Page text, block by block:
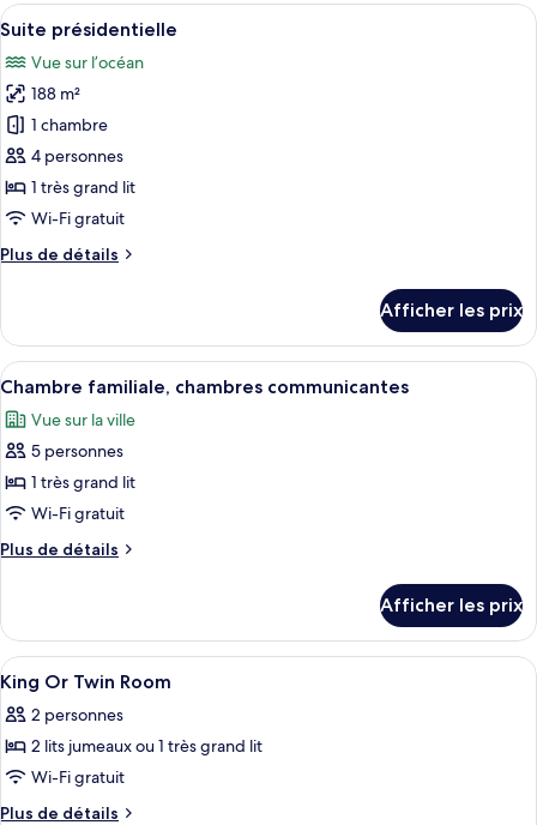
Afficher
toutes
les
photos
pour
ce
type
de
chambre :
Suite
Une chambre d’hôtel moderne
8
Suite présidentielle
Vue sur l’océan
188 m²
1 chambre
4 personnes
1 très grand lit
Wi-Fi gratuit
Plus de détails
Plus
Suite
présidentielle
Afficher les prix
Afficher
toutes
les
photos
pour
ce
type
de
Chambre
familiale,
chambres
communicantes
Une chambre d’hôtel avec un grand
10
Chambre familiale, chambres communicantes
Vue sur la ville
5 personnes
1 très grand lit
Wi-Fi gratuit
Plus de détails
Plus
Chambre
familiale,
chambres
communicantes
Afficher les prix
Afficher
toutes
les
photos
pour
ce
Literie de qualité, minibar, coffre-
5
King Or Twin Room
2 personnes
2 lits jumeaux ou 1 très grand lit
Wi-Fi gratuit
Plus de détails
Plus